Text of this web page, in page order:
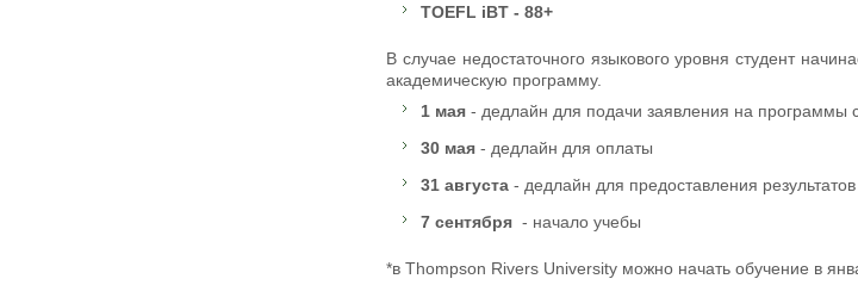
TOEFL iBT - 88+
В случае недостаточного языкового уровня студент
академическую программу.
1 мая - дедлайн для подачи заявления на программы
30 мая - дедлайн для оплаты
31 августа - дедлайн для предоставления
7 сентября - начало учебы
*в Thompson Rivers University можно начать обучение в